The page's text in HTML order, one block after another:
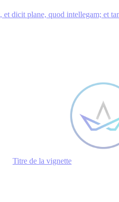
dicit plane, quod intellegam; et
Titre de la vignette